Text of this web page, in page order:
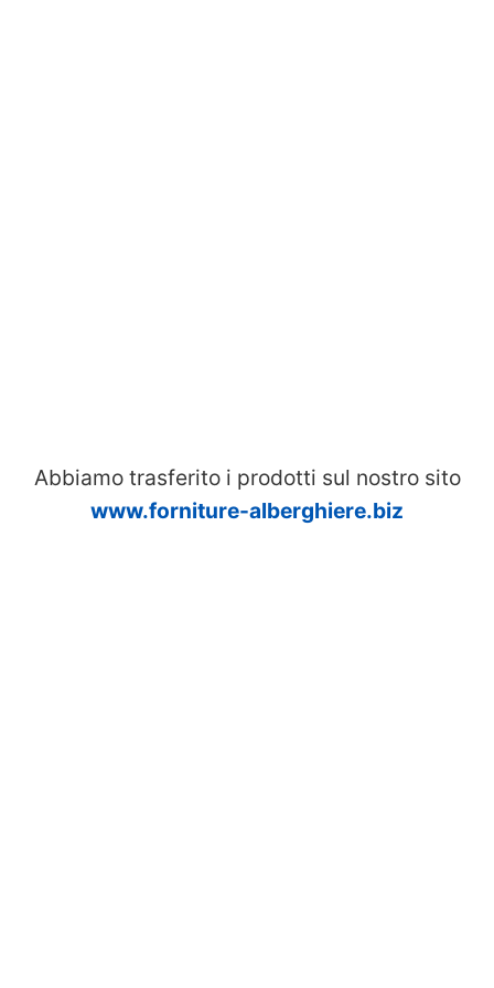
Abbiamo trasferito i prodotti sul nostro sito
www.forniture-alberghiere.biz